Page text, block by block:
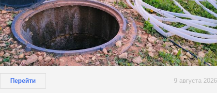
Перейти 9 августа 2026